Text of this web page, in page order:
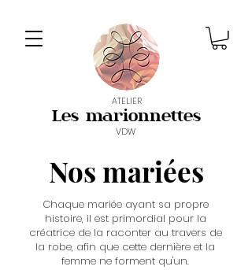
ATELIER
Les marionnettes
VDW
Nos mariées
Chaque mariée ayant sa propre
histoire, il est primordial pour la
créatrice de la raconter au travers de
la robe, afin que cette dernière et la
femme ne forment qu'un.